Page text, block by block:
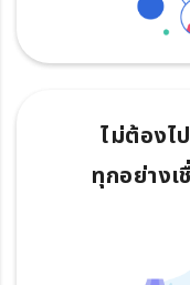
ไม่ต้องไ
ทุกอย่าง